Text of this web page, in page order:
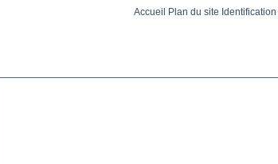
Accueil Plan du site Identification